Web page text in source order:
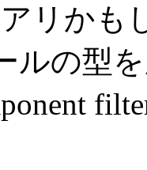
リかも
ルの型